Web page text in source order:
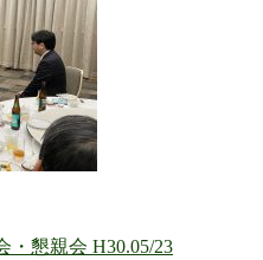
・懇親会 H30.05/23